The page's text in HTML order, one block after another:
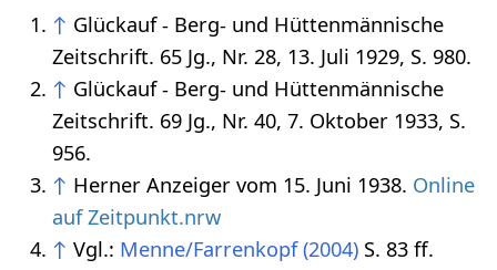
↑ Glückauf - Berg- und Hüttenmännische
Zeitschrift. 65 Jg., Nr. 28, 13. Juli 1929, S. 980.
↑ Glückauf - Berg- und Hüttenmännische
Zeitschrift. 69 Jg., Nr. 40, 7. Oktober 1933, S.
956.
↑ Herner Anzeiger vom 15. Juni 1938. Online
auf Zeitpunkt.nrw
↑ Vgl.: Menne/Farrenkopf (2004)S. 83 ff.